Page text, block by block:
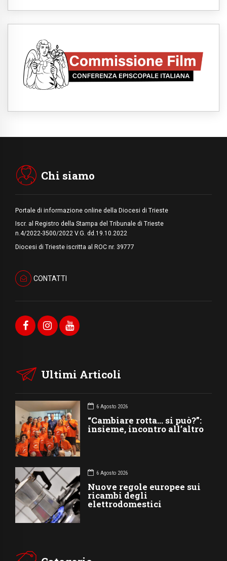
Leone XIV: la rivoluzione del Vangelo
06.08.2026
Fra Marco Vianelli: alla scuola di san
Francesco per imparare il Vangelo della
pace
Chi siamo
Portale di informazione online della Diocesi di Trieste
Iscr. al Registro della Stampa del Tribunale di Trieste
n.4/2022-3500/2022 V.G. dd.19.10.2022
Diocesi di Trieste iscritta al ROC nr. 39777
CONTATTI
Ultimi Articoli
6 Agosto 2026
“Cambiare rotta… si può?”:
insieme, incontro all’altro
6 Agosto 2026
Nuove regole europee sui
ricambi degli
elettrodomestici